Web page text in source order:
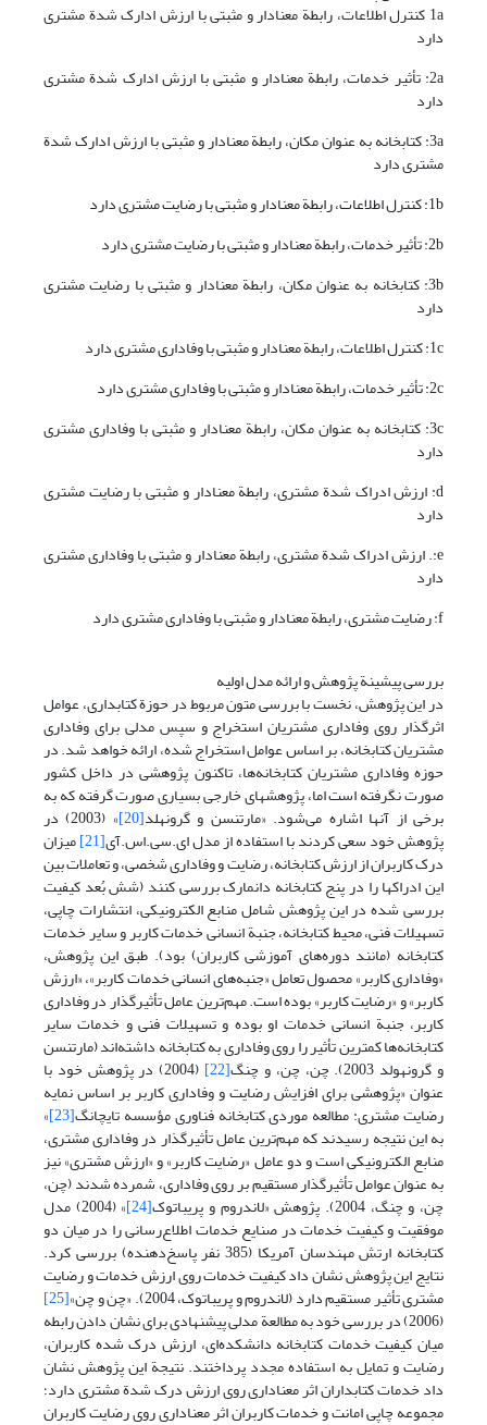
1a کنترل اطلاعات، رابطة معنادار و مثبتی با ارزش ادارک شدة مشتری
دارد
2a: تأثیر خدمات، رابطة معنادار و مثبتی با ارزش ادارک شدة مشتری
دارد
3a: کتابخانه به عنوان مکان، رابطة معنادار و مثبتی با ارزش ادارک شدة
مشتری دارد
1b: کنترل اطلاعات، رابطة معنادار و مثبتی با رضایت مشتری دارد
2b: تأثیر خدمات، رابطة معنادار و مثبتی با رضایت مشتری دارد
3b: کتابخانه به عنوان مکان، رابطة معنادار و مثبتی با رضایت مشتری
دارد
1c: کنترل اطلاعات، رابطة معنادار و مثبتی با وفاداری مشتری دارد
2c: تأثیر خدمات، رابطة معنادار و مثبتی با وفاداری مشتری دارد
3c: کتابخانه به عنوان مکان، رابطة معنادار و مثبتی با وفاداری مشتری
دارد
d: ارزش ادراک شدة مشتری، رابطة معنادار و مثبتی با رضایت مشتری
دارد
e:. ارزش ادراک شدة مشتری، رابطة معنادار و مثبتی با وفاداری مشتری
دارد
f: رضایت مشتری، رابطة معنادار و مثبتی با وفاداری مشتری دارد
بررسی پیشینة پژوهش و ارائه مدل اولیه
در این پژوهش، نخست با بررسی متون مربوط در حوزة کتابداری، عوامل
اثرگذار روی وفاداری مشتریان استخراج و سپس مدلی برای وفاداری
مشتریان کتابخانه، بر اساس عوامل استخراج شده، ارائه خواهد شد. در
حوزه وفاداری مشتریان کتابخانه‌ها، تاکنون پژوهشی در داخل کشور
صورت نگرفته است اما، پژوهشهای خارجی بسیاری صورت گرفته که به
برخی از آنها اشاره می‌شود. «مارتنسن و گرونهلد[20] » (2003) در
پژوهش خود سعی کردند با استفاده از مدل ای.سی.اس.آی[21] میزان
درک کاربران از ارزش کتابخانه، رضایت و وفاداری شخصی، و تعاملات بین
این ادراکها را در پنج کتابخانه دانمارک بررسی کنند (شش بُعد کیفیت
بررسی شده در این پژوهش شامل منابع الکترونیکی، انتشارات چاپی،
تسهیلات فنی، محیط کتابخانه، جنبة انسانی خدمات کاربر و سایر خدمات
کتابخانه (مانند دوره‌های آموزشی کاربران) بود). طبق این پژوهش،
«وفاداری کاربر» محصول تعامل «جنبه‌های انسانی خدمات کاربر»، «ارزش
کاربر» و «رضایت کاربر» بوده است. مهم‌ترین عامل تأثیرگذار در وفاداری
کاربر، جنبة انسانی خدمات او بوده و تسهیلات فنی و خدمات سایر
کتابخانه‌ها کمترین تأثیر را روی وفاداری به کتابخانه داشته‌اند (مارتنسن
و گرونهولد 2003). چن، چن، و چنگ [22] (2004) در پژوهش خود با
عنوان «پژوهشی برای افزایش رضایت و وفاداری کاربر بر اساس نمایه
رضایت مشتری: مطالعه موردی کتابخانه فناوری مؤسسه تایچانگ[23]
»
به این نتیجه رسیدند که مهم‌ترین عامل تأثیرگذار در وفاداری مشتری،
منابع الکترونیکی است و دو عامل «رضایت کاربر» و «ارزش مشتری» نیز
به عنوان عوامل تأثیرگذار مستقیم بر روی وفاداری، شمرده شدند (چن،
چن، و چنگ، 2004). پژوهش «لاندروم و پریباتوک [24] » (2004) مدل
موفقیت و کیفیت خدمات در صنایع خدمات اطلاع‌رسانی را در میان دو
کتابخانه ارتش مهندسان ‌آمریکا (385 نفر پاسخ‌دهنده) بررسی کرد.
نتایج این پژوهش نشان داد کیفیت خدمات روی ارزش خدمات و رضایت
مشتری تأثیر مستقیم دارد (لاندروم و پریباتوک، 2004). «چن و چن» [25]
(2006) در بررسی خود به مطالعة مدلی پیشنهادی برای نشان دادن رابطه
میان کیفیت خدمات کتابخانه دانشکده‌ای، ارزش درک شده کاربران،
رضایت و تمایل به استفاده مجدد پرداختند. نتیجة این پژوهش نشان
داد خدمات کتابداران اثر معناداری روی ارزش درک شدة مشتری دارد؛
مجموعه چاپی امانت و خدمات کاربران اثر معناداری روی رضایت کاربران